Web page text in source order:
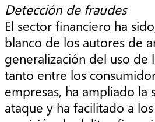
Detección de fraudes
El sector financiero ha
blanco de los autores de
generalización del uso de
tanto entre los
empresas, ha ampliado la
ataque y ha facilitado a